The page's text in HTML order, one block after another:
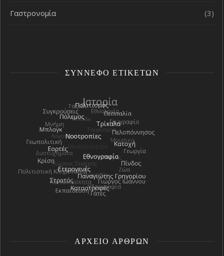
Γαστρονομία (3)
ΣΎΝΝΕΦΟ ΕΤΙΚΕΤΏΝ
ΑΡΧΕΊΟ ΑΡΘΡΩΝ